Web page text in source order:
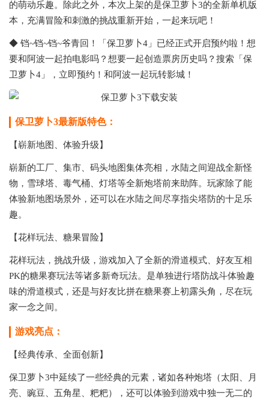
的萌动乐趣。除此之外，本次上架的是保卫萝卜3的全新单机版
本，充满冒险和刺激的挑战重新开始，一起来玩吧！
◆ 铛~铛~铛~爷青回！「保卫萝卜4」已经正式开启预约啦！想
要和阿波一起拍电影吗？想要一起创造票房历史吗？搜索「保
卫萝卜4」，立即预约！和阿波一起玩转影城！
保卫萝卜3最新版特色：
【崭新地图、体验升级】
崭新的工厂、集市、码头地图集体亮相，水陆之间迎战全新怪
物，雪球塔、毒气桶、灯塔等全新炮塔前来助阵。玩家除了能
体验新地图场景外，还可以在水陆之间尽享指尖塔防的十足乐
趣。
【花样玩法、糖果冒险】
花样玩法，挑战升级，游戏加入了全新的滑道模式、好友互相
PK的糖果赛玩法等诸多新奇玩法。是单独进行塔防战斗体验趣
味的滑道模式，还是与好友比拼在糖果赛上初露头角，尽在玩
家一念之间。
游戏亮点：
【经典传承、全面创新】
保卫萝卜3中延续了一些经典的元素，诸如各种炮塔（太阳、月
亮、豌豆、五角星、粑粑），还可以体验到游戏中独一无二的